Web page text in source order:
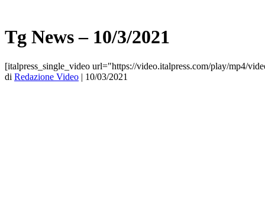
Tg News – 10/3/2021
[italpress_single_video url="https://video.italpress.com/play/mp4/
di Redazione Video | 10/03/2021